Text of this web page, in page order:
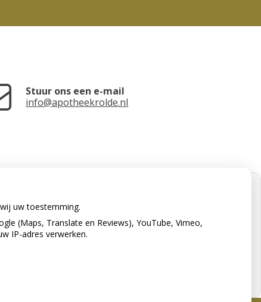
Stuur ons een e-mail
info@apotheekrolde.nl
uw toestemming.
(Maps, Translate en Reviews), YouTube, Vimeo,
IP-adres verwerken.